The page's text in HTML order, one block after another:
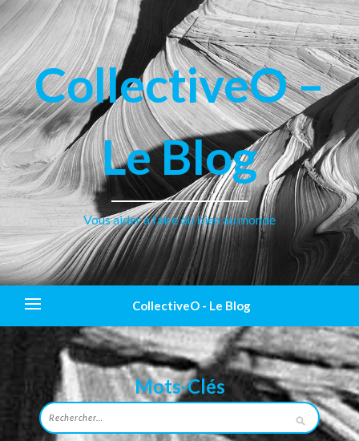
CollectiveO –
Le Blog
Vous aider à faire du bien au monde
CollectiveO - Le Blog
Mots-Clés